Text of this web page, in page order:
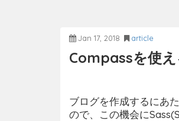
Jan 17, 2018 article
Compassを使
ブログを作成するにあ
ので、この機会に